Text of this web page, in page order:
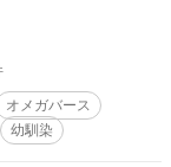
オメガバース
幼馴染